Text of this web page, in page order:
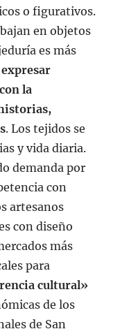
o figurativos.
en objetos
es más
expresar
la
. Los tejidos se
y vida diaria.
demanda por
con
artesanos
con diseño
más
para
cultural»
de los
de San